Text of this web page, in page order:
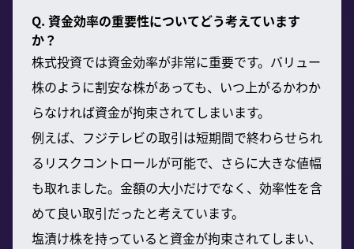
Q. 資金効率の重要性についてどう考えています
か？
株式投資では資金効率が非常に重要です。バリュー
株のように割安な株があっても、いつ上がるかわか
らなければ資金が拘束されてしまいます。
例えば、フジテレビの取引は短期間で終わらせられ
るリスクコントロールが可能で、さらに大きな値幅
も取れました。金額の大小だけでなく、効率性を含
めて良い取引だったと考えています。
塩漬け株を持っていると資金が拘束されてしまい、